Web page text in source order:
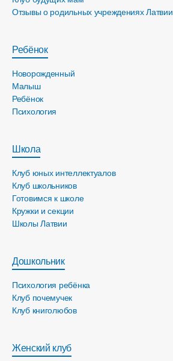
Отзывы о родильных учреждениях Латвии
Ребёнок
Новорожденный
Малыш
Ребёнок
Психология
Школа
Клуб юных интеллектуалов
Клуб школьников
Готовимся к школе
Кружки и секции
Школы Латвии
Дошкольник
Психология ребёнка
Клуб почемучек
Клуб книголюбов
Женский клуб